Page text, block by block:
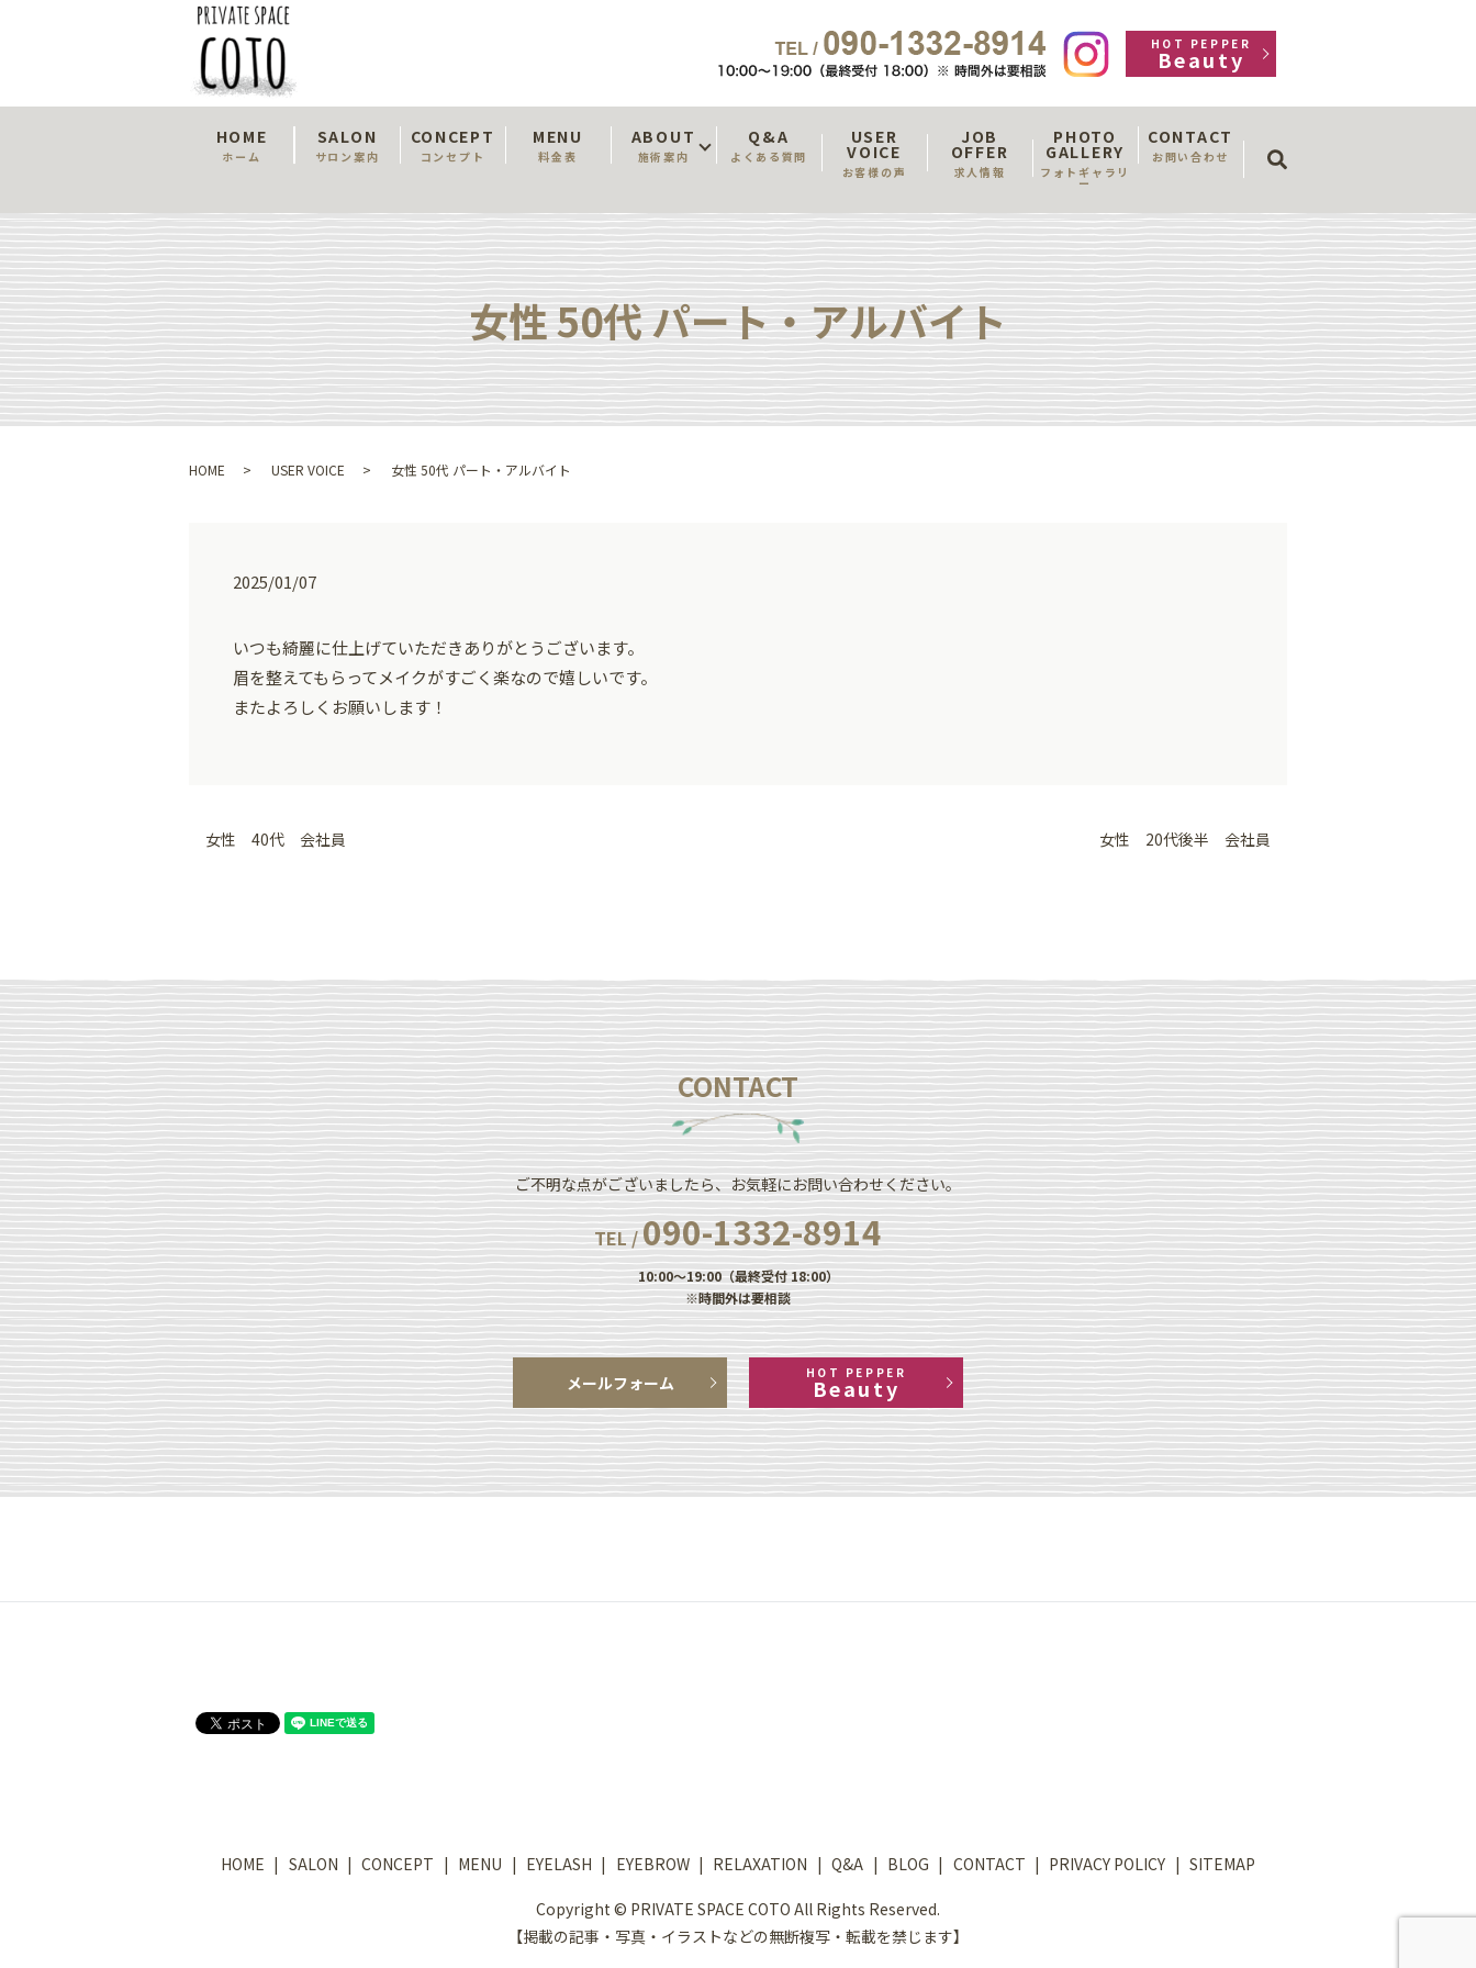
HOME
ホーム
SALON
サロン案内
CONCEPT
コンセプト
MENU
料金表
ABOUT
施術案内
Q&A
よくある質問
USER
VOICE
お客様の声
JOB
OFFER
求人情報
PHOTO
GALLERY
フォトギャラリ
ー
CONTACT
お問い合わせ
HOT PEPPER
Beauty
女性 50代 パート・アルバイト
HOME USER VOICE 女性 50代 パート・アルバイト
2025/01/07
いつも綺麗に仕上げていただきありがとうございます。
眉を整えてもらってメイクがすごく楽なので嬉しいです。
またよろしくお願いします！
女性 40代 会社員 女性 20代後半 会社員
CONTACT
ご不明な点がございましたら、お気軽にお問い合わせください。
TEL / 090-1332-8914
10:00～19:00（最終受付 18:00）
※時間外は要相談
メールフォーム HOT PEPPER
Beauty
HOME SALON CONCEPT MENU EYELASH EYEBROW RELAXATION Q&A BLOG CONTACT PRIVACY POLICY SITEMAP
Copyright © PRIVATE SPACE COTO All Rights Reserved.
【掲載の記事・写真・イラストなどの無断複写・転載を禁じます】